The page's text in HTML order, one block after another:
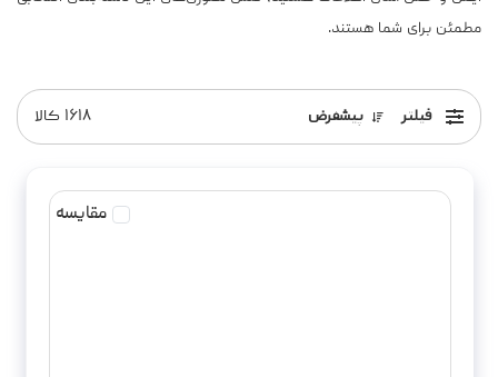
مطمئن برای شما هستند.
فیلتر پیشفرض ۱۶۱۸ کالا
مقایسه